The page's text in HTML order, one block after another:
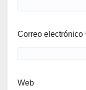
Correo electrónico
Web